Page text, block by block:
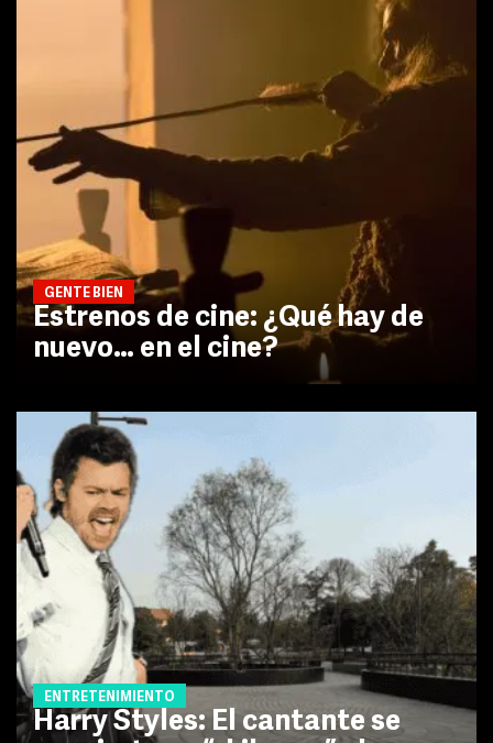
GENTE BIEN
Estrenos de cine: ¿Qué hay de
nuevo… en el cine?
ENTRETENIMIENTO
Harry Styles: El cantante se